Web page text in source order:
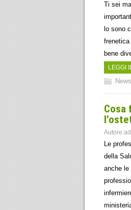
Ti sei
lo sono
bene
LEGGI
News
Cosa
Autore:
Le
della
anche le